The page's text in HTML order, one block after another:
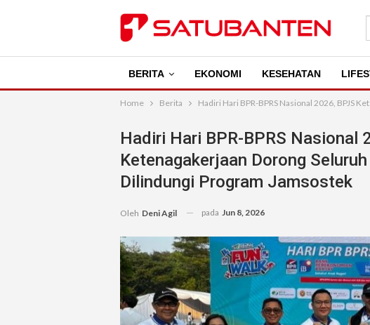
BERITA EKONOMI KESEHATAN
Home Berita Hadiri Hari BPR-BPRS Nasional 2026, BPJS
Hadiri Hari BPR-BPRS Nasional
Ketenagakerjaan Dorong
Dilindungi Program Jamsostek
Oleh Deni Agil pada Jun 8, 2026